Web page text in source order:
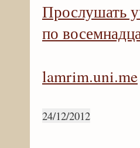
Прослушать
по
lamrim.uni.me
24/12/2012